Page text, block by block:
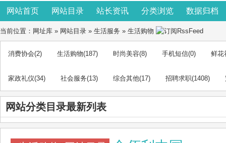
网站首页 网站目录 站长资讯 分类浏览 数据归档
当前位置： 网址库 » 网站目录 » 生活服务 » 生活购物
消费协会(2) 生活购物(187) 时尚美容(8) 手机短信(0) 鲜花
家政礼仪(34) 社会服务(13) 综合其他(17) 招聘求职(1408)
网站分类目录最新列表